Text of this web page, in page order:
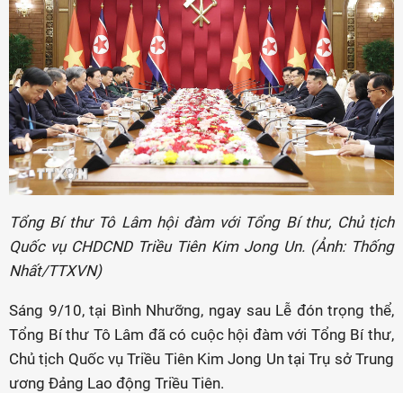
Tổng Bí thư Tô Lâm hội đàm với Tổng Bí thư, Chủ tịch
Quốc vụ CHDCND Triều Tiên Kim Jong Un. (Ảnh: Thống
Nhất/TTXVN)
Sáng 9/10, tại Bình Nhưỡng, ngay sau Lễ đón trọng thể,
Tổng Bí thư Tô Lâm đã có cuộc hội đàm với Tổng Bí thư,
Chủ tịch Quốc vụ Triều Tiên Kim Jong Un tại Trụ sở Trung
ương Đảng Lao động Triều Tiên.